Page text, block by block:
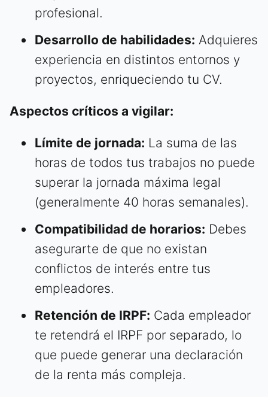
profesional.
Desarrollo de habilidades: Adquieres
experiencia en distintos entornos y
proyectos, enriqueciendo tu CV.
Aspectos críticos a vigilar:
Límite de jornada: La suma de las
horas de todos tus trabajos no puede
superar la jornada máxima legal
(generalmente 40 horas semanales).
Compatibilidad de horarios: Debes
asegurarte de que no existan
conflictos de interés entre tus
empleadores.
Retención de IRPF: Cada empleador
te retendrá el IRPF por separado, lo
que puede generar una declaración
de la renta más compleja.